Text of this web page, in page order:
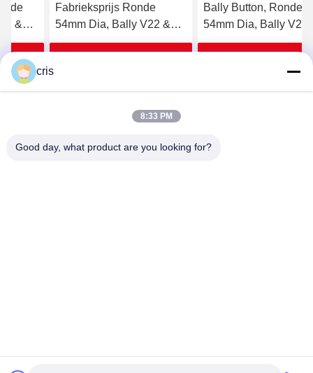
Fabrieksprijs Ronde
54mm Dia, Bally V22 &
V32 (SP-RND-Bally) Bally
Button te koop
Bally Button, Ronde
54mm Dia, Bally V22 &
V32 (SP-RND-Bally)
cris
8:33 PM
Good day, what product are you looking for?